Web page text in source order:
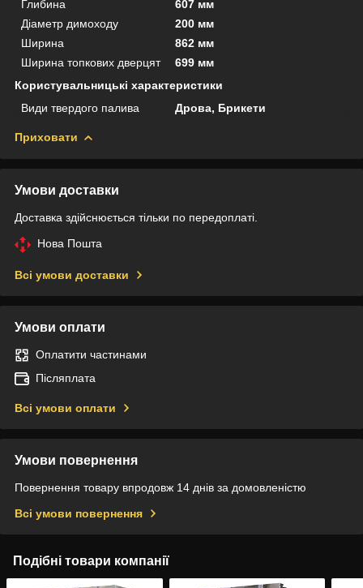
Глибина
607 мм
Діаметр димоходу
200 мм
Ширина
862 мм
Ширина топкових дверцят
699 мм
Користувальницькі характеристики
Види твердого палива
Дрова, Брикети
Приховати
Умови доставки
Доставка здійснюється тільки по передоплаті.
Нова Пошта
Всі умови доставки
Умови оплати
Оплатити частинами
Післяплата
Всі умови оплати
Умови повернення
Повернення товару впродовж 14 днів за домовленістю
Всі умови повернення
Подібні товари компанії